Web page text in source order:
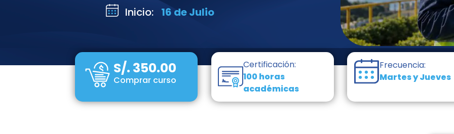
Inicio: 16 de Julio
S/. 350.00
Comprar curso
Certificación:
100 horas
académicas
Frecuencia:
Martes y Jueves